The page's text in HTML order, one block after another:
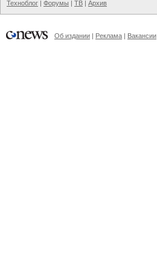
Техноблог | Форумы | ТВ | Архив
Об издании | Реклама | Вакансии